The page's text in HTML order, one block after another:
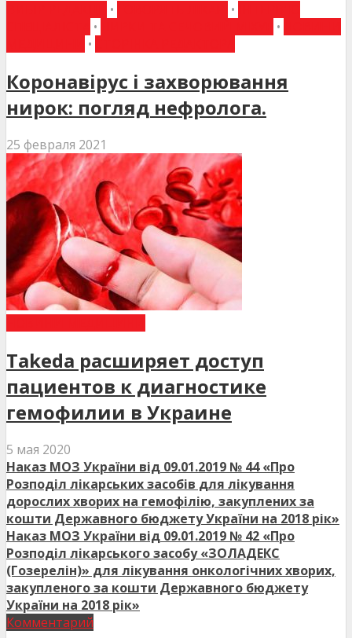
• •
• •
•
Коронавірус і захворювання
нирок: погляд нефролога.
25 февраля 2021
Takeda расширяет доступ
пациентов к диагностике
гемофилии в Украине
5 мая 2020
Наказ МОЗ України від 09.01.2019 № 44 «Про
Розподіл лікарських засобів для лікування
дорослих хворих на гемофілію, закуплених за
кошти Державного бюджету України на 2018 рік»
Наказ МОЗ України від 09.01.2019 № 42 «Про
Розподіл лікарського засобу «ЗОЛАДЕКС
(Гозерелін)» для лікування онкологічних хворих,
закупленого за кошти Державного бюджету
України на 2018 рік»
Комментарий